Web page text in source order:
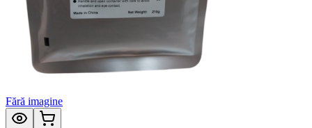
Fără imagine